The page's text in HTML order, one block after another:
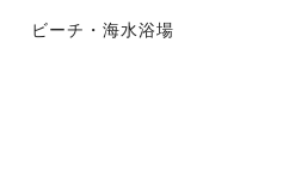
ビーチ・海水浴場